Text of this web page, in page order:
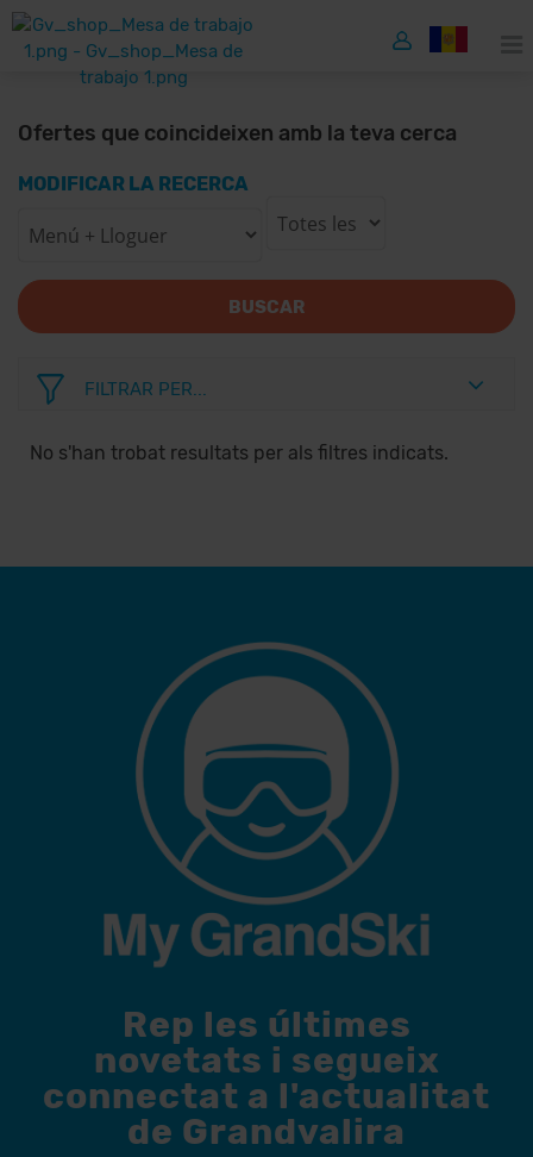
Ofertes que coincideixen amb la teva cerca
MODIFICAR LA RECERCA
BUSCAR
FILTRAR PER...
No s'han trobat resultats per als filtres indicats.
Rep les últimes
novetats i segueix
connectat a l'actualitat
de Grandvalira